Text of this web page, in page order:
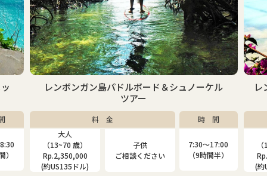
）
レンボンガン島パドルボード＆シュノーケル
ツアー
料 金
大人
（13~70 歳）
Rp.2,350,000
(約US135ドル)
子供
ご相談ください
時 間
7:30〜17:00
（9時間半）
レ
(約